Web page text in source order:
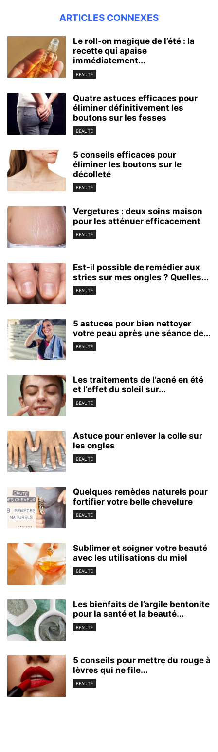
ARTICLES CONNEXES
Le roll-on magique de l’été : la
recette qui apaise
immédiatement...
BEAUTÉ
Quatre astuces efficaces pour
éliminer définitivement les
boutons sur les fesses
BEAUTÉ
5 conseils efficaces pour
éliminer les boutons sur le
décolleté
BEAUTÉ
Vergetures : deux soins maison
pour les atténuer efficacement
BEAUTÉ
Est-il possible de remédier aux
stries sur mes ongles ? Quelles...
BEAUTÉ
5 astuces pour bien nettoyer
votre peau après une séance de...
BEAUTÉ
Les traitements de l’acné en été
et l’effet du soleil sur...
BEAUTÉ
Astuce pour enlever la colle sur
les ongles
BEAUTÉ
Quelques remèdes naturels pour
fortifier votre belle chevelure
BEAUTÉ
Sublimer et soigner votre beauté
avec les utilisations du miel
BEAUTÉ
Les bienfaits de l’argile bentonite
pour la santé et la beauté...
BEAUTÉ
5 conseils pour mettre du rouge à
lèvres qui ne file...
BEAUTÉ